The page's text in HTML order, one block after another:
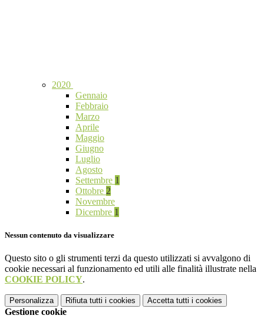
2020
Gennaio
Febbraio
Marzo
Aprile
Maggio
Giugno
Luglio
Agosto
Settembre 1
Ottobre 2
Novembre
Dicembre 1
Nessun contenuto da visualizzare
Questo sito o gli strumenti terzi da questo utilizzati si avvalgono di
cookie necessari al funzionamento ed utili alle finalità illustrate nella
COOKIE POLICY.
Personalizza Rifiuta tutti i cookies Accetta tutti i cookies
Gestione cookie